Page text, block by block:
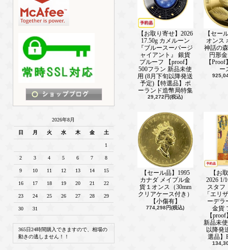
2026年8月
日 月 火 水 木 金 土
1
2 3 4 5 6 7 8
9 10 11 12 13 14 15
16 17 18 19 20 21 22
23 24 25 26 27 28 29
30 31
365日24時間購入できますので、相場の
動きの逃しません！！
新着情報■
【年末のご挨拶】 日頃よりお引き
誠にありがとうございます。 みな
年をお迎えください。
新着情報■
2023年イーグル銀貨、再入荷しまし
新着情報■
007地金型コイン発売中
2024年銘の地金型コイン発売中です
新着情報■
ボストン茶会事件を記念したコイン
ります！
新着情報■
MDCオークション落札品発売中
新着情報■
ランダムブランド銀貨セール中
新着情報■
2024年ソマリアエレファント金貨
新着情報■
ランダムシルバーバー在庫あり！即
【お取り寄せ】2026
17.50g カメルーン
『ブルースーパージ
ャイアント』 銀貨
プルーフ 【proof】
500フラン 新品未使
用 (8月下旬以降発送
予定)【特選品】ポ
ーランド造幣局特集
29,272円(税込)
【セー
オンス
神話の
円形
【
ー
【セール品】1995
カナダ メイプル金
貨１オンス（30mm
クリアケース付き）
【小傷有】
774,298円(税込)
【お
2026 1/
スタフ
「エリ
ーデラ
金貨
【
新品未
以降発
選品】